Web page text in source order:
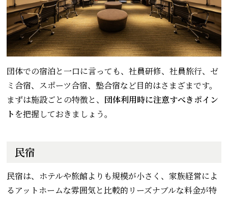
団体での宿泊と一口に言っても、社員研修、社員旅行、ゼ
ミ合宿、スポーツ合宿、塾合宿など目的はさまざまです。
まずは施設ごとの特徴と、 団体利用時に注意すべきポイン
ト を把握しておきましょう。
民宿
民宿は、ホテルや旅館よりも規模が小さく、家族経営によ
るアットホームな雰囲気と比較的リーズナブルな料金が特